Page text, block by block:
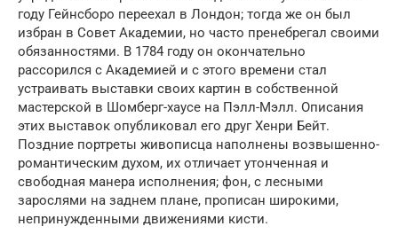
году Гейнсборо переехал в Лондон; тогда же он был
избран в Совет Академии, но часто пренебрегал своими
обязанностями. В 1784 году он окончательно
рассорился с Академией и с этого времени стал
устраивать выставки своих картин в собственной
мастерской в Шомберг-хаусе на Пэлл-Мэлл. Описания
этих выставок опубликовал его друг Хенри Бейт.
Поздние портреты живописца наполнены возвышенно-
романтическим духом, их отличает утонченная и
свободная манера исполнения; фон, с лесными
зарослями на заднем плане, прописан широкими,
непринужденными движениями кисти.